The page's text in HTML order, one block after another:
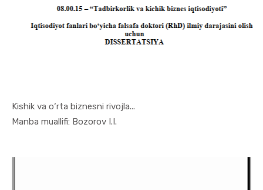
Kishik va o‘rta biznesni rivojla...
Manba muallifi: Bozorov I.I.In Tadbirk...